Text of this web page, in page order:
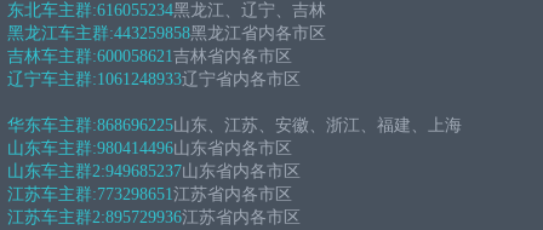
东北车主群:616055234黑龙江、辽宁、吉林
黑龙江车主群:443259858黑龙江省内各市区
吉林车主群:600058621吉林省内各市区
辽宁车主群:1061248933辽宁省内各市区
华东车主群:868696225山东、江苏、安徽、浙江、福建、上海
山东车主群:980414496山东省内各市区
山东车主群2:949685237山东省内各市区
江苏车主群:773298651江苏省内各市区
江苏车主群2:895729936江苏省内各市区